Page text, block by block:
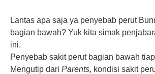
Lantas apa saja ya penyebab perut
bagian bawah? Yuk kita simak
ini.
Penyebab sakit perut bagian bawah
Mengutip dari Parents, kondisi sakit